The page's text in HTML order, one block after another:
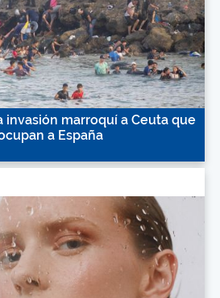
invasión marroquí a Ceuta que
a España